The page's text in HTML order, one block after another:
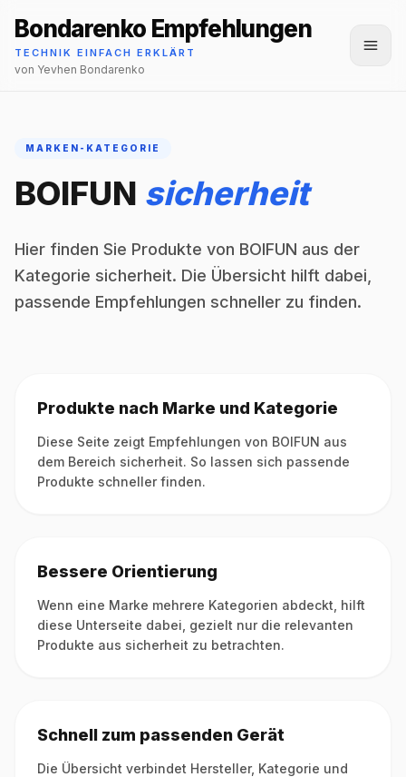
Bondarenko Empfehlungen
TECHNIK EINFACH ERKLÄRT
von Yevhen Bondarenko
MARKEN-KATEGORIE
BOIFUN sicherheit
Hier finden Sie Produkte von BOIFUN aus der
Kategorie sicherheit. Die Übersicht hilft dabei,
passende Empfehlungen schneller zu finden.
Produkte nach Marke und Kategorie
Diese Seite zeigt Empfehlungen von BOIFUN aus
dem Bereich sicherheit. So lassen sich passende
Produkte schneller finden.
Bessere Orientierung
Wenn eine Marke mehrere Kategorien abdeckt, hilft
diese Unterseite dabei, gezielt nur die relevanten
Produkte aus sicherheit zu betrachten.
Schnell zum passenden Gerät
Die Übersicht verbindet Hersteller, Kategorie und